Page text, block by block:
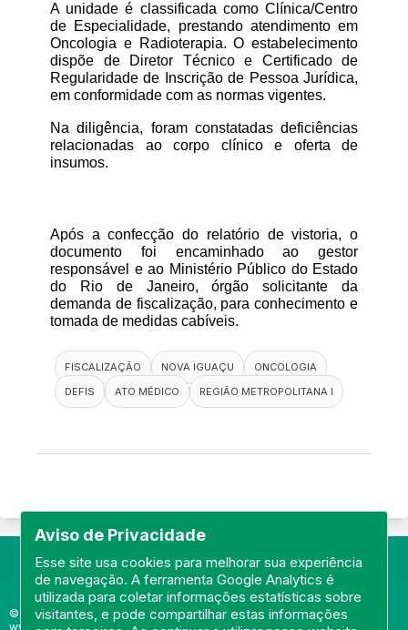
Aviso de Privacidade
Esse site usa cookies para melhorar sua experiência
de navegação. A ferramenta Google Analytics é
utilizada para coletar informações estatísticas sobre
visitantes, e pode compartilhar estas informações
A unidade é classificada como Clínica/Centro
de Especialidade, prestando atendimento em
Oncologia e Radioterapia. O estabelecimento
dispõe de Diretor Técnico e Certificado de
Regularidade de Inscrição de Pessoa Jurídica,
em conformidade com as normas vigentes.
Na diligência, foram constatadas deficiências
relacionadas ao corpo clínico e oferta de
insumos.
Após a confecção do relatório de vistoria, o
documento foi encaminhado ao gestor
responsável e ao Ministério Público do Estado
do Rio de Janeiro, órgão solicitante da
demanda de fiscalização, para conhecimento e
tomada de medidas cabíveis.
FISCALIZAÇÃO NOVA IGUAÇU
ONCOLOGIA
DEFIS
ATO MÉDICO REGIÃO METROPOLITANA I
© Portal do Conselho Regional de Medicina do Rio de Janeiro -
www.cremerj.org.br